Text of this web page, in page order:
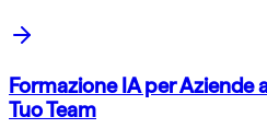
Formazione IA per Aziende
Tuo Team